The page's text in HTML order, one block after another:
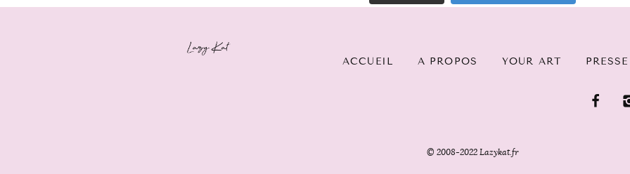
ACCUEIL A PROPOS YOUR ART PRESSE
© 2008-2022 Lazykat.fr